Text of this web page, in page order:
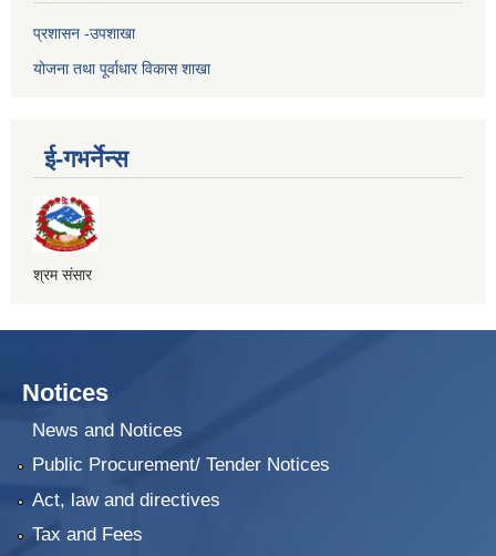
प्रशासन -उपशाखा
योजना तथा पूर्वाधार विकास शाखा
ई-गभर्नेन्स
श्रम संसार
Notices
News and Notices
Public Procurement/ Tender Notices
Act, law and directives
Tax and Fees